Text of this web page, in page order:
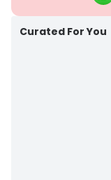
Curated For You